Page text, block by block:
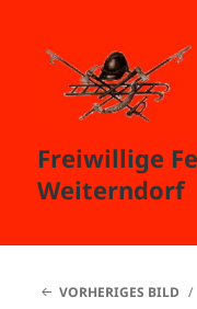
Freiwillige
Weiterndorf
VORHERIGES BILD